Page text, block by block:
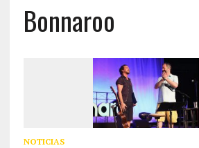
Bonnaroo
NOTICIAS